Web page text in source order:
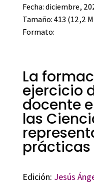
Fecha: diciembre,
Tamaño: 413 (12,2
Formato:
La
ejercicio
docente
las
Edición: Jesús